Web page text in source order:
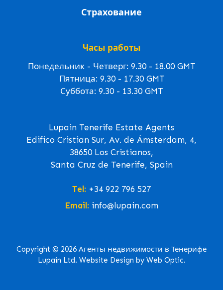
Страхование
Часы работы
Понедельник - Четверг: 9.30 - 18.00 GMT
Пятница: 9.30 - 17.30 GMT
Суббота: 9.30 - 13.30 GMT
Lupain Tenerife Estate Agents
Edifico Cristian Sur, Av. de Ámsterdam, 4,
38650 Los Cristianos,
Santa Cruz de Tenerife, Spain
Tel: +34 922 796 527
Email: info@lupain.com
Copyright © 2026 Агенты недвижимости в Тенерифе
Lupain Ltd. Website Design by Web Optic.